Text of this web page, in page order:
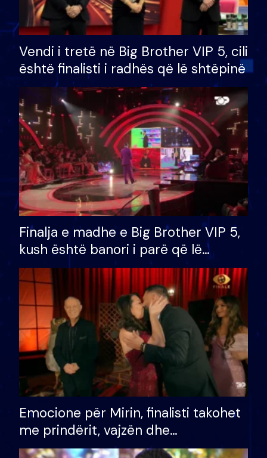
Vendi i tretë në Big Brother VIP 5, cili
është finalisti i radhës që lë shtëpinë
Finalja e madhe e Big Brother VIP 5,
kush është banori i parë që lë
shtëpinë dhe humb mundësinë për
të fituar çmimin e madh
Emocione për Mirin, finalisti takohet
me prindërit, vajzën dhe
bashkëshorten: S’kemi ndonjë letër